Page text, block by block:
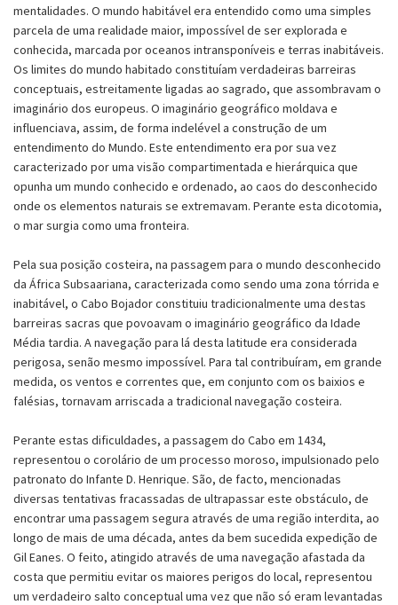
mentalidades. O mundo habitável era entendido como uma simples
parcela de uma realidade maior, impossível de ser explorada e
conhecida, marcada por oceanos intransponíveis e terras inabitáveis.
Os limites do mundo habitado constituíam verdadeiras barreiras
conceptuais, estreitamente ligadas ao sagrado, que assombravam o
imaginário dos europeus. O imaginário geográfico moldava e
influenciava, assim, de forma indelével a construção de um
entendimento do Mundo. Este entendimento era por sua vez
caracterizado por uma visão compartimentada e hierárquica que
opunha um mundo conhecido e ordenado, ao caos do desconhecido
onde os elementos naturais se extremavam. Perante esta dicotomia,
o mar surgia como uma fronteira.
Pela sua posição costeira, na passagem para o mundo desconhecido
da África Subsaariana, caracterizada como sendo uma zona tórrida e
inabitável, o Cabo Bojador constituiu tradicionalmente uma destas
barreiras sacras que povoavam o imaginário geográfico da Idade
Média tardia. A navegação para lá desta latitude era considerada
perigosa, senão mesmo impossível. Para tal contribuíram, em grande
medida, os ventos e correntes que, em conjunto com os baixios e
falésias, tornavam arriscada a tradicional navegação costeira.
Perante estas dificuldades, a passagem do Cabo em 1434,
representou o corolário de um processo moroso, impulsionado pelo
patronato do Infante D. Henrique. São, de facto, mencionadas
diversas tentativas fracassadas de ultrapassar este obstáculo, de
encontrar uma passagem segura através de uma região interdita, ao
longo de mais de uma década, antes da bem sucedida expedição de
Gil Eanes. O feito, atingido através de uma navegação afastada da
costa que permitiu evitar os maiores perigos do local, representou
um verdadeiro salto conceptual uma vez que não só eram levantadas